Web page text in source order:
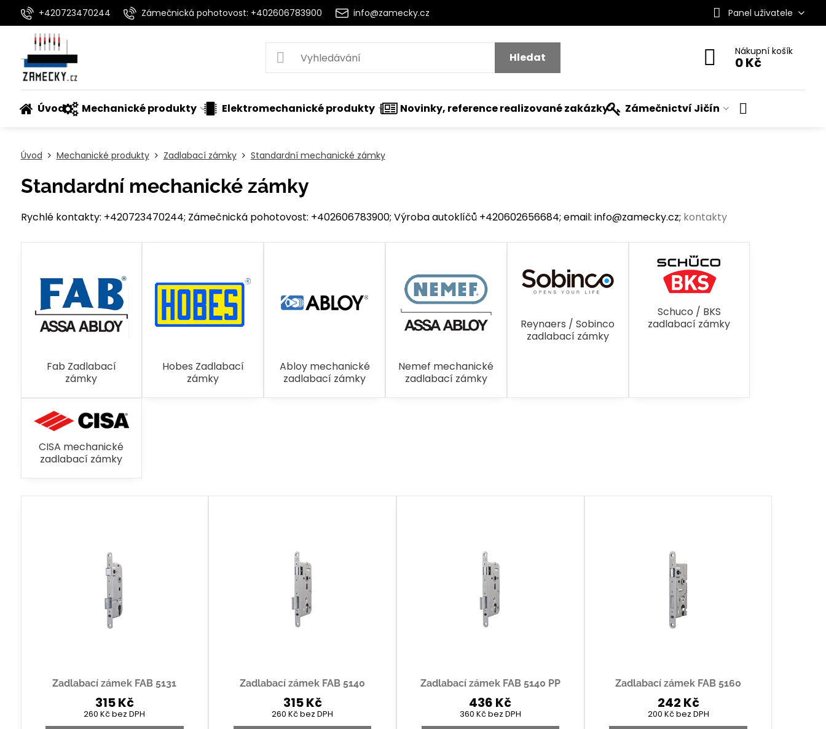
+420723470244 Zámečnická pohotovost: +402606783900 info@zamecky.cz Panel uživatele
Hledat Nákupní košík
0 Kč
Úvod Mechanické produkty Elektromechanické produkty Novinky, reference realizované zakázky Zámečnictví Jičín
Úvod Mechanické produkty Zadlabací zámky Standardní mechanické zámky
Standardní mechanické zámky
Rychlé kontakty: +420723470244; Zámečnická pohotovost: +402606783900; Výroba autoklíčů +420602656684; email: info@zamecky.cz; kontakty
Fab Zadlabací
zámky
Hobes Zadlabací
zámky
Abloy mechanické
zadlabací zámky
Nemef mechanické
zadlabací zámky
Reynaers / Sobinco
zadlabací zámky
Schuco / BKS
zadlabací zámky
CISA mechanické
zadlabací zámky
Zadlabací zámek FAB 5131
315 Kč
260 Kčbez DPH
Zadlabací zámek FAB 5140
315 Kč
260 Kčbez DPH
Zadlabací zámek FAB 5140 PP
436 Kč
360 Kčbez DPH
Zadlabací zámek FAB 5160
242 Kč
200 Kčbez DPH